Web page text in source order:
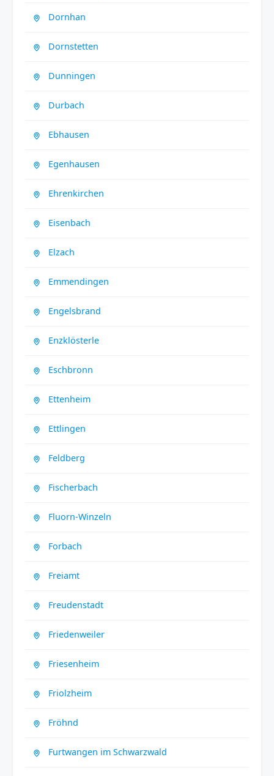
Dornhan
Dornstetten
Dunningen
Durbach
Ebhausen
Egenhausen
Ehrenkirchen
Eisenbach
Elzach
Emmendingen
Engelsbrand
Enzklösterle
Eschbronn
Ettenheim
Ettlingen
Feldberg
Fischerbach
Fluorn-Winzeln
Forbach
Freiamt
Freudenstadt
Friedenweiler
Friesenheim
Friolzheim
Fröhnd
Furtwangen im Schwarzwald